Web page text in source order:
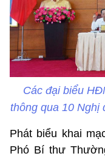
Các đại biểu
thông qua 10 Nghị
Phát biểu khai
Phó Bí thư